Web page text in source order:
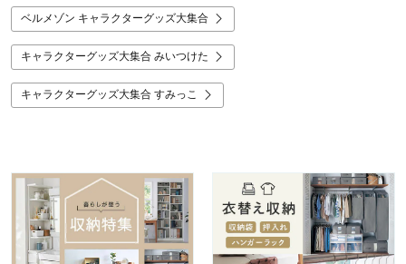
ベルメゾン キャラクターグッズ大集合
キャラクターグッズ大集合 みいつけた
キャラクターグッズ大集合 すみっこ